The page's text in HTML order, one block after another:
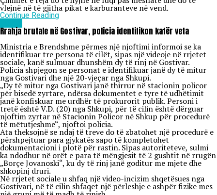
vlejnë në të gjitha pikat e karburanteve në vend.
Continue Reading
Rrahja brutale në Gostivar, policia identifikon katër veta
Ministria e Brendshme përmes një njoftimi informoi se ka
identifikuar tre persona të cilët, sipas një videoje në rrjetet
sociale, kanë sulmuar dhunshëm dy të rinj në Gostivar.
Policia shpjegon se personat e identifikuar janë dy të mitur
nga Gostivari dhe një 20-vjeçar nga Shkupi.
„Dy të mitur nga Gostivari janë thirrur në stacionin policor
për bisedë zyrtare, ndërsa dokumentet e tyre të udhëtimit
janë konfiskuar me urdhër të prokurorit publik. Personi i
tretë është V.D. (20) nga Shkupi, për të cilin është dërguar
njoftim zyrtar në Stacionin Policor në Shkup për procedurë
të mëtutjeshme“, njoftoi policia.
Ata theksojnë se ndaj të treve do të zbatohet një procedurë e
përshpejtuar para gjykatës sapo të kompletohet
dokumentacioni i plotë për rastin. Sipas autoriteteve, sulmi
ka ndodhur në orët e para të mëngjesit të 2 gushtit në rrugën
„Borçe Jovanoski“, ku dy të rinj janë goditur me mjete dhe
shkopinj druri.
Në rrjetet sociale u shfaq një video-incizim shqetësues nga
Gostivari, në të cilin shfaqet një përleshje e ashpër fizike mes